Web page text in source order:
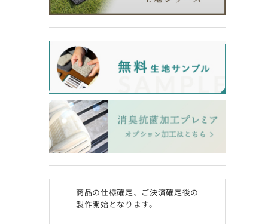
商品の仕様確定、ご決済確定後の
製作開始となります。